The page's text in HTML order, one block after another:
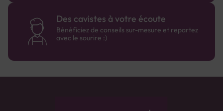
Des cavistes à votre écoute
Bénéficiez de conseils sur-mesure et repartez
avec le sourire :)